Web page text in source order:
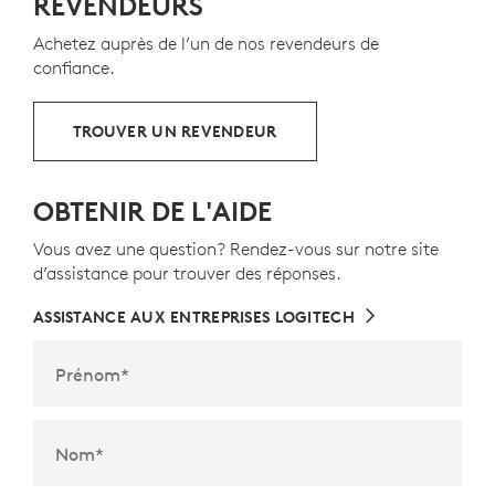
Achetez auprès de l’un de nos revendeurs de
confiance.
TROUVER UN REVENDEUR
OBTENIR DE L'AIDE
Vous avez une question? Rendez-vous sur notre site
d’assistance pour trouver des réponses.
ASSISTANCE AUX ENTREPRISES LOGITECH
Prénom*
Nom*